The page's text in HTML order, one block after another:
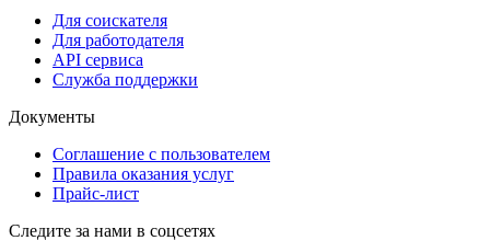
Для соискателя
Для работодателя
API сервиса
Служба поддержки
Документы
Соглашение с пользователем
Правила оказания услуг
Прайс-лист
Следите за нами в соцсетях